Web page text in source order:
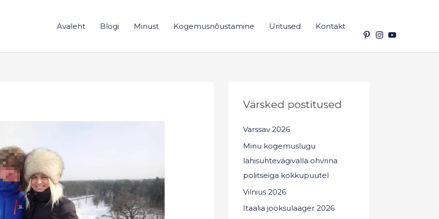
Avaleht Blogi Minust Kogemusnõustamine Üritused Kontakt
Värsked postitused
Varssav 2026
Minu kogemuslugu
lähisuhtevägivalla ohvrina
politseiga kokkupuutel
Vilnius 2026
Itaalia jooksulaager 2026